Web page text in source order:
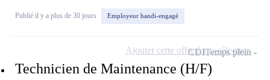
Publié il y a plus de 30 jours Employeur handi-engagé
Technicien de Maintenance (H/F)
CDITemps plein
Ajouter cette offre à ma sélection